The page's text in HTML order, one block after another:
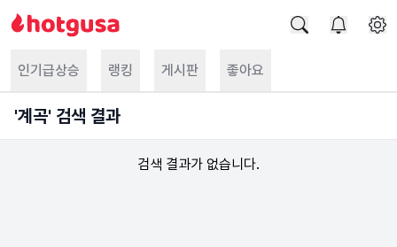
인기급상승 랭킹 게시판 좋아요
'계곡' 검색 결과
검색 결과가 없습니다.